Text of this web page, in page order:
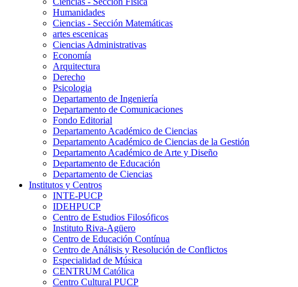
Humanidades
Ciencias - Sección Matemáticas
artes escenicas
Ciencias Administrativas
Economía
Arquitectura
Derecho
Psicologia
Departamento de Ingeniería
Departamento de Comunicaciones
Fondo Editorial
Departamento Académico de Ciencias
Departamento Académico de Ciencias de la Gestión
Departamento Académico de Arte y Diseño
Departamento de Educación
Departamento de Ciencias
Institutos y Centros
INTE-PUCP
IDEHPUCP
Centro de Estudios Filosóficos
Instituto Riva-Agüero
Centro de Educación Contínua
Centro de Análisis y Resolución de Conflictos
Especialidad de Música
CENTRUM Católica
Centro Cultural PUCP